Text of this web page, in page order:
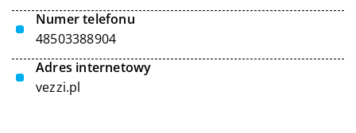
Numer telefonu
48503388904
Adres internetowy
vezzi.pl